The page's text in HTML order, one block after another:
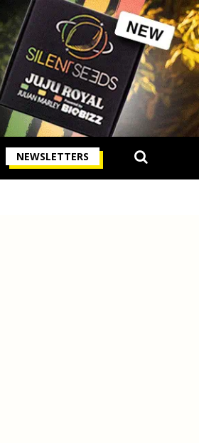
NEWSLETTERS